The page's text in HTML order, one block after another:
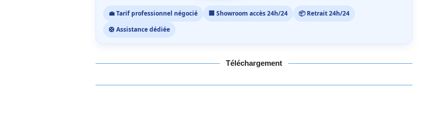
💼 Tarif professionnel négocié 🏢 Showroom accès 24h/24
📦 Retrait 24h/24
🛟 Assistance dédiée
Téléchargement